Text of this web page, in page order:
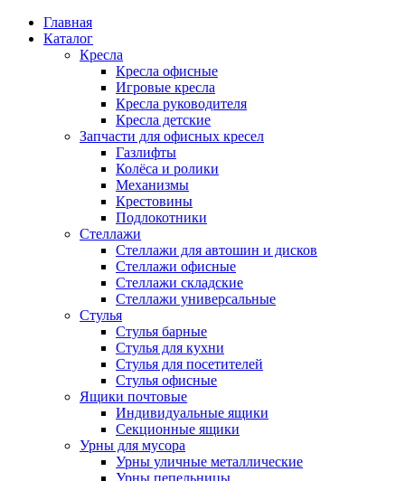
Главная
Каталог
Кресла
Кресла офисные
Игровые кресла
Кресла руководителя
Кресла детские
Запчасти для офисных кресел
Газлифты
Колёса и ролики
Механизмы
Крестовины
Подлокотники
Стеллажи
Стеллажи для автошин и дисков
Стеллажи офисные
Стеллажи складские
Стеллажи универсальные
Стулья
Стулья барные
Стулья для кухни
Стулья для посетителей
Стулья офисные
Ящики почтовые
Индивидуальные ящики
Секционные ящики
Урны для мусора
Урны уличные металлические
Урны пепельницы